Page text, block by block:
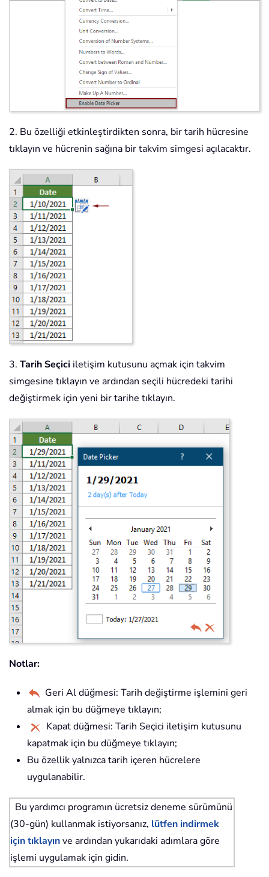
2. Bu özelliği etkinleştirdikten sonra, bir tarih hücresine
tıklayın ve hücrenin sağına bir takvim simgesi açılacaktır.
3. Tarih Seçici iletişim kutusunu açmak için takvim
simgesine tıklayın ve ardından seçili hücredeki tarihi
değiştirmek için yeni bir tarihe tıklayın.
Notlar:
Geri Al düğmesi: Tarih değiştirme işlemini geri
almak için bu düğmeye tıklayın;
Kapat düğmesi: Tarih Seçici iletişim kutusunu
kapatmak için bu düğmeye tıklayın;
Bu özellik yalnızca tarih içeren hücrelere
uygulanabilir.
Bu yardımcı programın ücretsiz deneme sürümünü
(30-gün) kullanmak istiyorsanız, lütfen indirmek
için tıklayınve ardından yukarıdaki adımlara göre
işlemi uygulamak için gidin.